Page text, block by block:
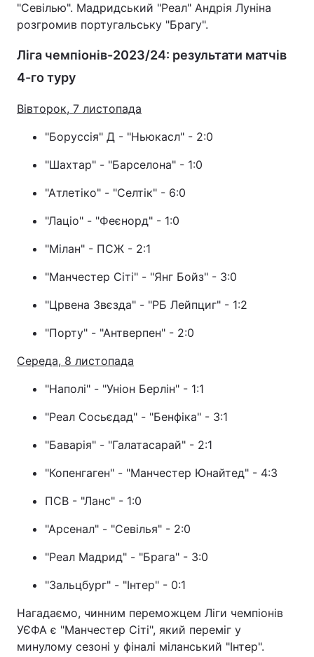
Тема оформлення
"Севілью". Мадридський "Реал" Андрія Луніна
розгромив португальську "Брагу".
Ліга чемпіонів-2023/24: результати матчів
4-го туру
Вівторок, 7 листопада
"Боруссія" Д - "Ньюкасл" - 2:0
"Шахтар" - "Барселона" - 1:0
"Атлетіко" - "Селтік" - 6:0
"Лаціо" - "Феєнорд" - 1:0
"Мілан" - ПСЖ - 2:1
"Манчестер Сіті" - "Янг Бойз" - 3:0
"Црвена Звєзда" - "РБ Лейпциг" - 1:2
"Порту" - "Антверпен" - 2:0
Середа, 8 листопада
"Наполі" - "Уніон Берлін" - 1:1
"Реал Сосьєдад" - "Бенфіка" - 3:1
"Баварія" - "Галатасарай" - 2:1
"Копенгаген" - "Манчестер Юнайтед" - 4:3
ПСВ - "Ланс" - 1:0
"Арсенал" - "Севілья" - 2:0
"Реал Мадрид" - "Брага" - 3:0
"Зальцбург" - "Інтер" - 0:1
Нагадаємо, чинним переможцем Ліги чемпіонів
УЄФА є "Манчестер Сіті", який переміг у
минулому сезоні у фіналі міланський "Інтер".